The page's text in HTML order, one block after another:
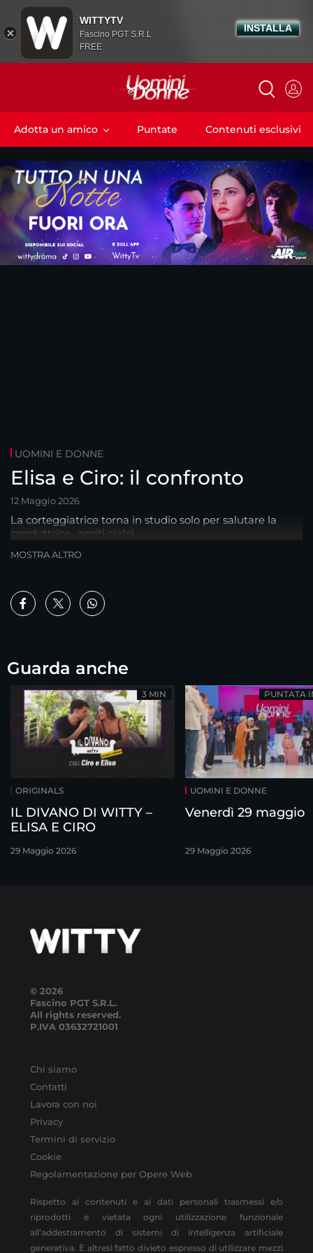
Adotta un amico Puntate Contenuti esclusivi
UOMINI E DONNE
Elisa e Ciro: il confronto
12 Maggio 2026
La corteggiatrice torna in studio solo per salutare la
conduttrice.. apriti cielo!
MOSTRA ALTRO
Guarda anche
ORIGINALS
IL DIVANO DI WITTY –
ELISA E CIRO
29 Maggio 2026
3 MIN
UOMINI E DONNE
Venerdì 29 maggio
29 Maggio 2026
PUNTATA
© 2026
Fascino PGT S.R.L.
All rights reserved.
P.IVA 03632721001
Chi siamo
Contatti
Lavora con noi
Privacy
Termini di servizio
Cookie
Regolamentazione per Opere Web
Rispetto ai contenuti e ai dati personali trasmessi e/o
riprodotti è vietata ogni utilizzazione funzionale
all’addestramento di sistemi di intelligenza artificiale
generativa. È altresì fatto divieto espresso di utilizzare mezzi
WITTYTV
Fascino PGT S.R.L
FREE
INSTALLA